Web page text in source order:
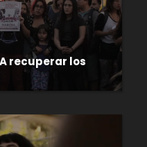
recuperar los